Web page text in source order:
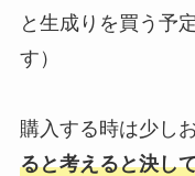
と生成りを買う予
す）
購入する時は少し
ると考えると決し